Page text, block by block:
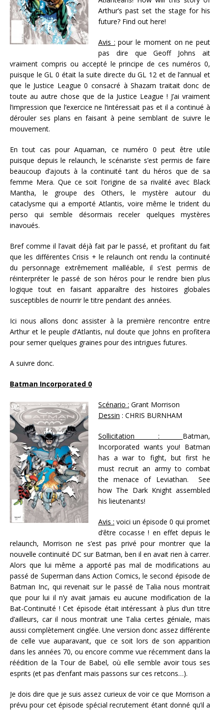
Arthur’s past set the stage for his
future? Find out here!
Avis : pour le moment on ne peut
pas dire que Geoff Johns ait
vraiment compris ou accepté le principe de ces numéros 0,
puisque le GL 0 était la suite directe du GL 12 et de l’annual et
que le Justice League 0 consacré à Shazam traitait donc de
toute au autre chose que de la Justice League ! J’ai vraiment
l’impression que l’exercice ne l’intéressait pas et il a continué à
dérouler ses plans en faisant à peine semblant de suivre le
mouvement.
En tout cas pour Aquaman, ce numéro 0 peut être utile
puisque depuis le relaunch, le scénariste s’est permis de faire
beaucoup d’ajouts à la continuité tant du héros que de sa
femme Mera. Que ce soit l’origine de sa rivalité avec Black
Mantha, le groupe des Others, le mystère autour du
cataclysme qui a emporté Atlantis, voire même le trident du
perso qui semble désormais receler quelques mystères
inavoués.
Bref comme il l’avait déjà fait par le passé, et profitant du fait
que les différentes Crisis + le relaunch ont rendu la continuité
du personnage extrêmement malléable, il s’est permis de
réinterpréter le passé de son héros pour le rendre bien plus
logique tout en faisant apparaître des histoires globales
susceptibles de nourrir le titre pendant des années.
Ici nous allons donc assister à la première rencontre entre
Arthur et le peuple d’Atlantis, nul doute que Johns en profitera
pour semer quelques graines pour des intrigues futures.
A suivre donc.
Batman Incorporated 0
Scénario : Grant Morrison
Dessin : CHRIS BURNHAM
Sollicitation : Batman,
Incorporated wants you! Batman
has a war to fight, but first he
must recruit an army to combat
the menace of Leviathan. See
how The Dark Knight assembled
his lieutenants!
Avis : voici un épisode 0 qui promet
d’être cocasse ! en effet depuis le
relaunch, Morrison ne s’est pas privé pour montrer que la
nouvelle continuité DC sur Batman, ben il en avait rien à carrer.
Alors que lui même a apporté pas mal de modifications au
passé de Superman dans Action Comics, le second épisode de
Batman Inc, qui revenait sur le passé de Talia nous montrait
que pour lui il n’y avait jamais eu aucune modification de la
Bat-Continuité ! Cet épisode était intéressant à plus d’un titre
d’ailleurs, car il nous montrait une Talia certes géniale, mais
aussi complètement cinglée. Une version donc assez différente
de celle vue auparavant, que ce soit lors de son apparition
dans les années 70, ou encore comme vue récemment dans la
réédition de la Tour de Babel, où elle semble avoir tous ses
esprits (et pas d’enfant mais passons sur ces retcons…).
Je dois dire que je suis assez curieux de voir ce que Morrison a
prévu pour cet épisode spécial recrutement étant donné qu’il a